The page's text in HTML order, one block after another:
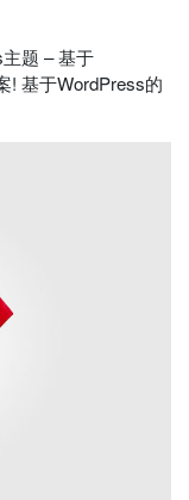
题 – 基于
! 基于WordPress的